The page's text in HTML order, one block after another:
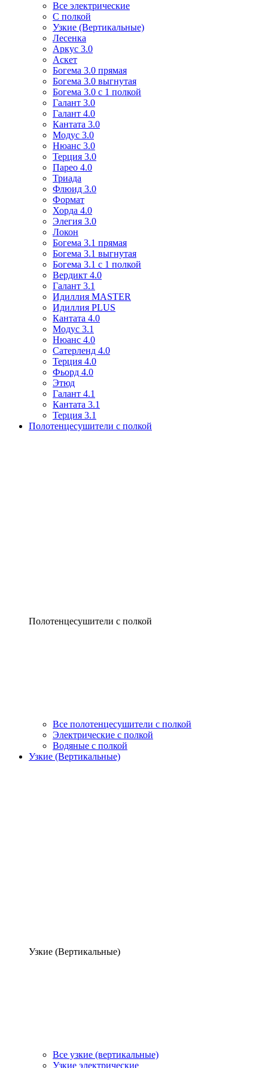
Все электрические
С полкой
Узкие (Вертикальные)
Лесенка
Аркус 3.0
Аскет
Богема 3.0 прямая
Богема 3.0 выгнутая
Богема 3.0 с 1 полкой
Галант 3.0
Галант 4.0
Кантата 3.0
Модус 3.0
Нюанс 3.0
Терция 3.0
Парео 4.0
Триада
Флюид 3.0
Формат
Хорда 4.0
Элегия 3.0
Локон
Богема 3.1 прямая
Богема 3.1 выгнутая
Богема 3.1 с 1 полкой
Вердикт 4.0
Галант 3.1
Идиллия MASTER
Идиллия PLUS
Кантата 4.0
Модус 3.1
Нюанс 4.0
Сатерленд 4.0
Терция 4.0
Фьорд 4.0
Этюд
Галант 4.1
Кантата 3.1
Терция 3.1
Полотенцесушители с полкой
Полотенцесушители с полкой
Все полотенцесушители с полкой
Электрические с полкой
Водяные с полкой
Узкие (Вертикальные)
Узкие (Вертикальные)
Все узкие (вертикальные)
Узкие электрические